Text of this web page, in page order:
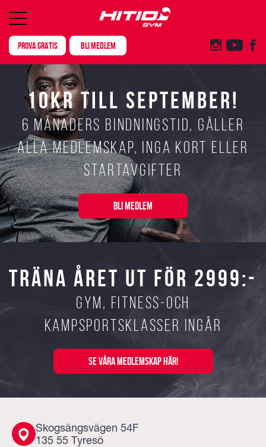
PROVA GRATIS BLI MEDLEM
10KR TILL SEPTEMBER!
6 månaders bindningstid, gäller
alla medlemskap, inga kort eller
startavgifter
BLI MEDLEM
TRÄNA ÅRET UT FÖR 2999:-
gym, fitness-och
kampsportsklasser ingår
SE VÅRA MEDLEMSKAP HÄR!
Skogsängsvägen 54F
135 55 Tyresö